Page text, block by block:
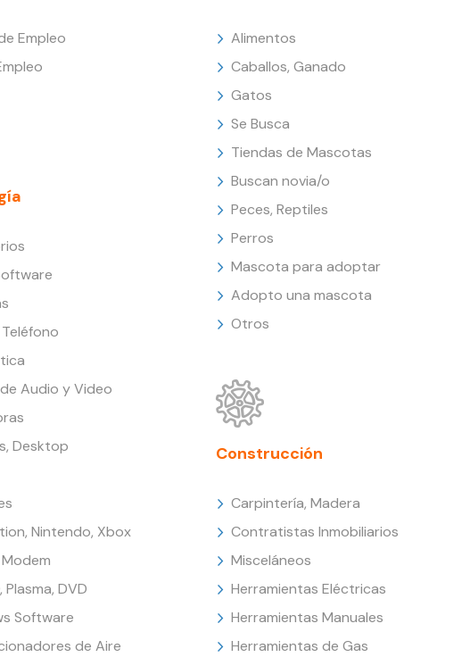
Empleo
Audio y Video
Desktop
Nintendo, Xbox
Plasma, DVD
Software
de Aire
Alimentos
Caballos, Ganado
Gatos
Se Busca
Tiendas de Mascotas
Buscan novia/o
Peces, Reptiles
Perros
Mascota para adoptar
Adopto una mascota
Otros
Construcción
Carpintería, Madera
Contratistas Inmobiliarios
Misceláneos
Herramientas Eléctricas
Herramientas Manuales
Herramientas de Gas